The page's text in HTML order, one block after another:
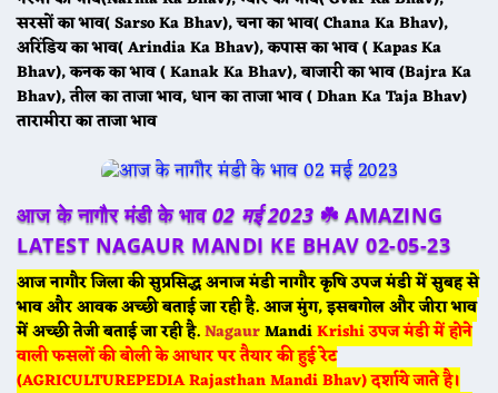
सरसों का भाव( Sarso Ka Bhav), चना का भाव( Chana Ka Bhav),
अरिंडिय का भाव( Arindia Ka Bhav), कपास का भाव ( Kapas Ka
Bhav), कनक का भाव ( Kanak Ka Bhav), बाजारी का भाव (Bajra Ka
Bhav), तील का ताजा भाव, धान का ताजा भाव ( Dhan Ka Taja Bhav)
तारामीरा का ताजा भाव
आज के नागौर मंडी के भाव 02 मई 2023 ☘️ AMAZING
LATEST NAGAUR MANDI KE BHAV 02-05-23
आज नागौर जिला की सुप्रसिद्ध अनाज मंडी नागौर कृषि उपज मंडी में सुबह से
भाव और आवक अच्छी बताई जा रही है. आज मुंग, इसबगोल और जीरा भाव
में अच्छी तेजी बताई जा रही है.NagaurMandiKrishi उपज मंडी में होने
वाली फसलों की बोली के आधार पर तैयार की हुई रेट
(AGRICULTUREPEDIA Rajasthan Mandi Bhav) दर्शाये जाते है।